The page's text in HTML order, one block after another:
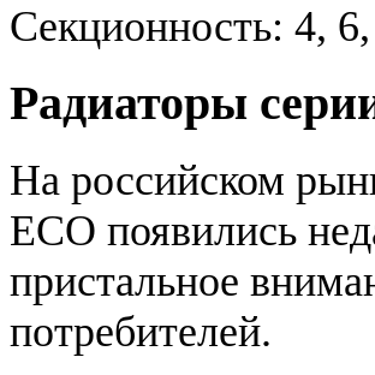
Секционность: 4,
Радиаторы
На российском
ECO появились
пристальное
потребителей.